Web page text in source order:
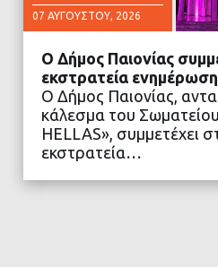
07 ΑΥΓΟΎΣΤΟΥ, 2026
ΔΙΑΒΑΣΤΕ
Ο Δήμος Παιονίας
εκστρατεία
Ο Δήμος Παιονίας,
κάλεσμα του
HELLAS», συμμετέχει
εκστρατεία…